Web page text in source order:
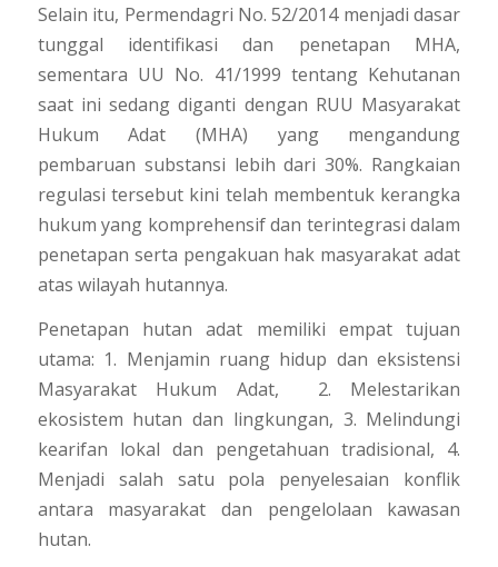
Selain itu, Permendagri No. 52/2014 menjadi dasar
tunggal identifikasi dan penetapan MHA,
sementara UU No. 41/1999 tentang Kehutanan
saat ini sedang diganti dengan RUU Masyarakat
Hukum Adat (MHA) yang mengandung
pembaruan substansi lebih dari 30%. Rangkaian
regulasi tersebut kini telah membentuk kerangka
hukum yang komprehensif dan terintegrasi dalam
penetapan serta pengakuan hak masyarakat adat
atas wilayah hutannya.
Penetapan hutan adat memiliki empat tujuan
utama: 1. Menjamin ruang hidup dan eksistensi
Masyarakat Hukum Adat, 2. Melestarikan
ekosistem hutan dan lingkungan, 3. Melindungi
kearifan lokal dan pengetahuan tradisional, 4.
Menjadi salah satu pola penyelesaian konflik
antara masyarakat dan pengelolaan kawasan
hutan.